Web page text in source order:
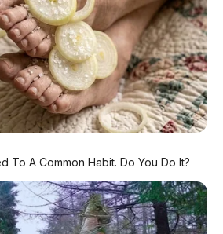
Merek & Tahun
- SIAPA CEPAT DIA DAPAT
DAFTAR UNIT >
DIVISION
for automotive engineering,
To A Common Habit. Do You Do It?